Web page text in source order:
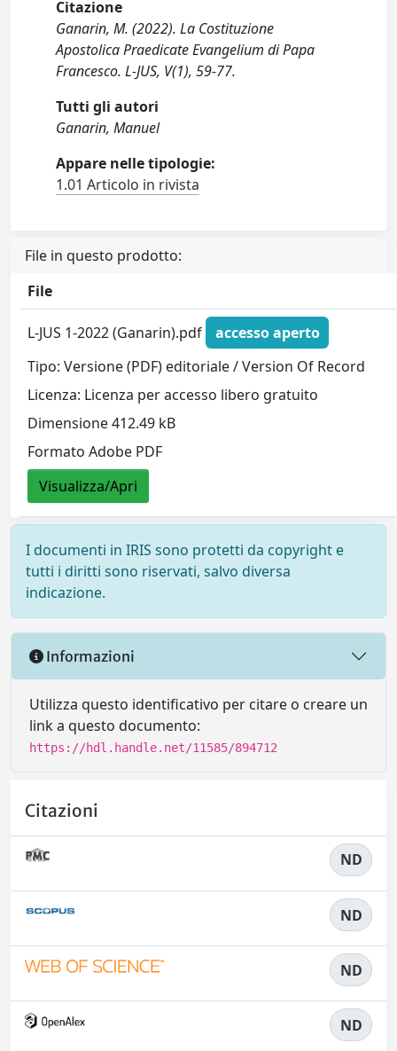
Citazione
Ganarin, M. (2022). La Costituzione
Apostolica Praedicate Evangelium di Papa
Francesco. L-JUS, V(1), 59-77.
Tutti gli autori
Ganarin, Manuel
Appare nelle tipologie:
1.01 Articolo in rivista
File in questo prodotto:
File
L-JUS 1-2022 (Ganarin).pdf
accesso aperto
Tipo: Versione (PDF) editoriale / Version Of Record
Licenza: Licenza per accesso libero gratuito
Dimensione 412.49 kB
Formato Adobe PDF
Visualizza/Apri
I documenti in IRIS sono protetti da copyright e
tutti i diritti sono riservati, salvo diversa
indicazione.
Informazioni
Utilizza questo identificativo per citare o creare un
link a questo documento:
https://hdl.handle.net/11585/894712
Citazioni
ND
ND
ND
ND